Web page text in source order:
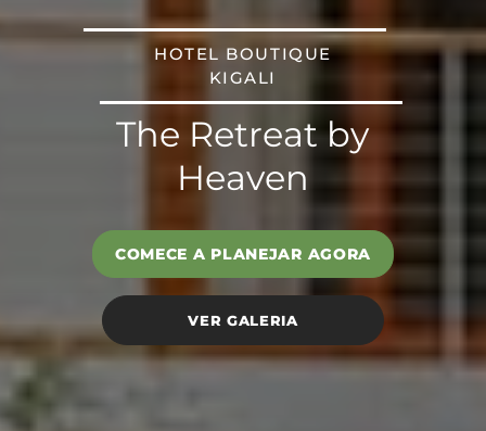
HOTEL BOUTIQUE
KIGALI
The Retreat by
Heaven
COMECE A PLANEJAR AGORA
VER GALERIA